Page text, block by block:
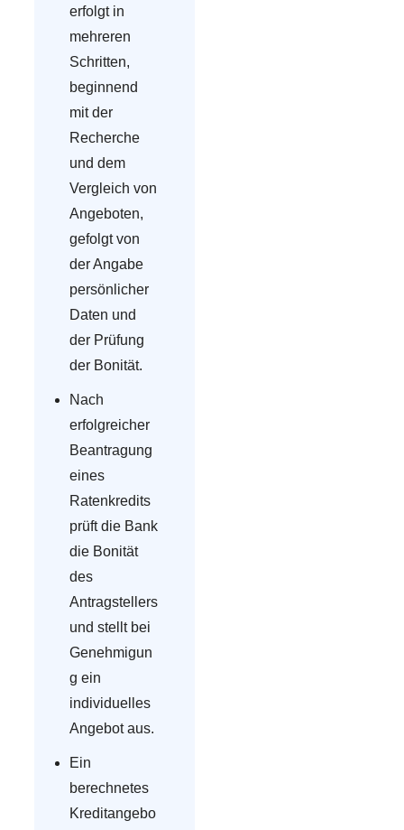
erfolgt in
mehreren
Schritten,
beginnend
mit der
Recherche
und dem
Vergleich von
Angeboten,
gefolgt von
der Angabe
persönlicher
Daten und
der Prüfung
der Bonität.
Nach
erfolgreicher
Beantragung
eines
Ratenkredits
prüft die Bank
die Bonität
des
Antragstellers
und stellt bei
Genehmigun
g ein
individuelles
Angebot aus.
Ein
berechnetes
Kreditangebo